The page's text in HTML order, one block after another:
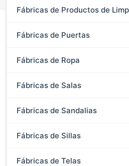
Fábricas de Productos de
Fábricas de Puertas
Fábricas de Ropa
Fábricas de Salas
Fábricas de Sandalias
Fábricas de Sillas
Fábricas de Telas